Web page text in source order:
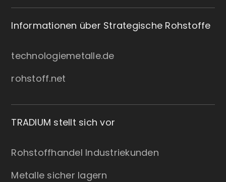
Informationen über Strategische Rohstoffe
technologiemetalle.de
rohstoff.net
TRADIUM stellt sich vor
Rohstoffhandel Industriekunden
Metalle sicher lagern